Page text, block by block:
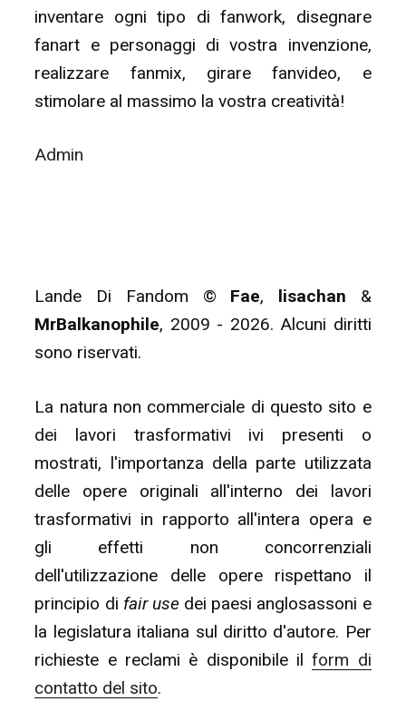
inventare ogni tipo di fanwork, disegnare
fanart e personaggi di vostra invenzione,
realizzare fanmix, girare fanvideo, e
stimolare al massimo la vostra creatività!
Admin
Lande Di Fandom © Fae, lisachan &
MrBalkanophile, 2009 - 2026. Alcuni diritti
sono riservati.
La natura non commerciale di questo sito e
dei lavori trasformativi ivi presenti o
mostrati, l'importanza della parte utilizzata
delle opere originali all'interno dei lavori
trasformativi in rapporto all'intera opera e
gli effetti non concorrenziali
dell'utilizzazione delle opere rispettano il
principio di fair usedei paesi anglosassoni e
la legislatura italiana sul diritto d'autore. Per
richieste e reclami è disponibile ilform di
contatto del sito.